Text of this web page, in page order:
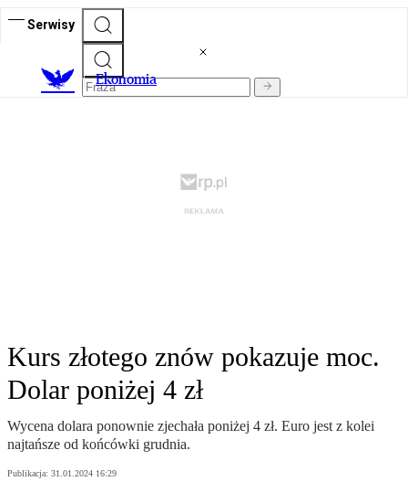
Serwisy
Ekonomia
Kurs złotego znów pokazuje moc.
Dolar poniżej 4 zł
Wycena dolara ponownie zjechała poniżej 4 zł. Euro jest z kolei
najtańsze od końcówki grudnia.
Publikacja: 31.01.2024 16:29